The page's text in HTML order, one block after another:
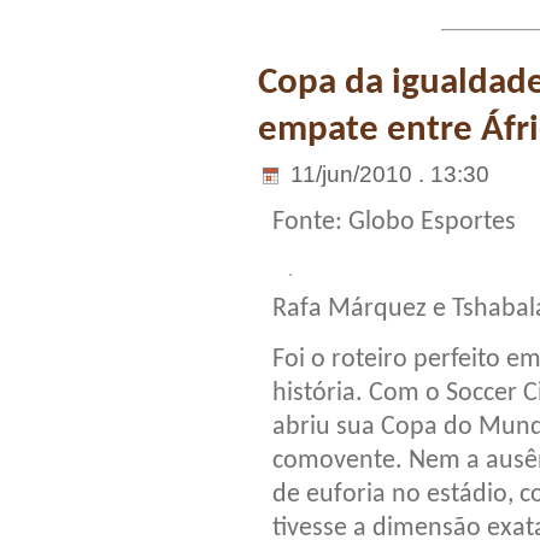
Copa da
empate entre
11/jun/2010 . 13:30
Fonte: Globo Esportes
Rafa Márquez e
Foi o roteiro perfeito
história. Com o Soccer
abriu sua Copa do
comovente. Nem a
de euforia no estádio,
tivesse a dimensão